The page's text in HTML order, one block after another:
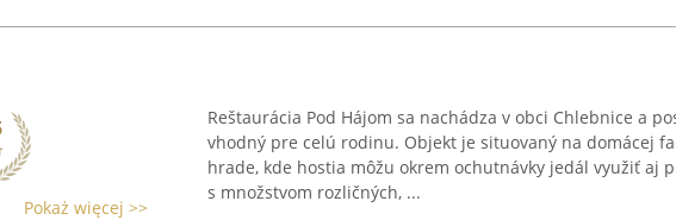
Pokaż więcej >>
Reštaurácia Pod Hájom sa nachádza v obci Chlebnice a
vhodný pre celú rodinu. Objekt je situovaný na domácej
hrade, kde hostia môžu okrem ochutnávky jedál využiť aj
s množstvom rozličných, ...